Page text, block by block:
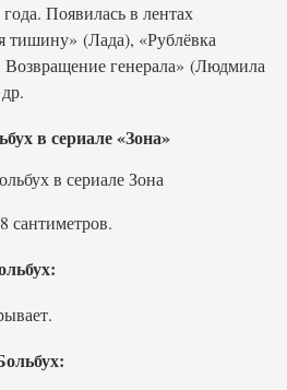
Появилась в лентах
тишину» (Лада), «Рублёвка
генерала» (Людмила
в сериале «Зона»
сантиметров.